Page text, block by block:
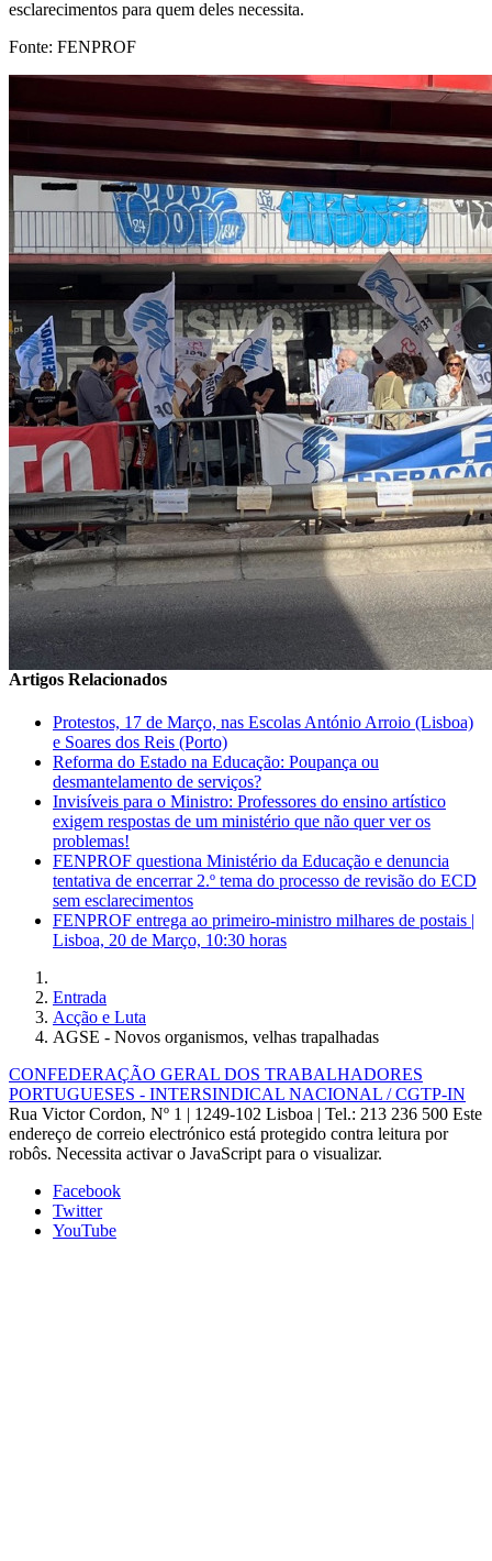
esclarecimentos para quem deles necessita.
Fonte: FENPROF
Artigos Relacionados
Protestos, 17 de Março, nas Escolas António Arroio (Lisboa)
e Soares dos Reis (Porto)
Reforma do Estado na Educação: Poupança ou
desmantelamento de serviços?
Invisíveis para o Ministro: Professores do ensino artístico
exigem respostas de um ministério que não quer ver os
problemas!
FENPROF questiona Ministério da Educação e denuncia
tentativa de encerrar 2.º tema do processo de revisão do ECD
sem esclarecimentos
FENPROF entrega ao primeiro-ministro milhares de postais |
Lisboa, 20 de Março, 10:30 horas
Entrada
Acção e Luta
AGSE - Novos organismos, velhas trapalhadas
CONFEDERAÇÃO GERAL DOS TRABALHADORES
PORTUGUESES - INTERSINDICAL NACIONAL / CGTP-IN
Rua Victor Cordon, Nº 1 | 1249-102 Lisboa | Tel.: 213 236 500 Este
endereço de correio electrónico está protegido contra leitura por
robôs. Necessita activar o JavaScript para o visualizar.
Facebook
Twitter
YouTube